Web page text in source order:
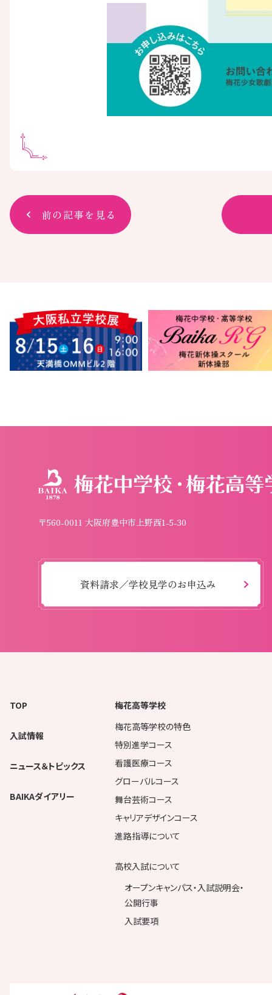
前の記事を見る
〒560-0011 大阪府豊中市上野西1-5-30
資料請求／学校見学のお申込み
TOP
入試情報
ニュース＆トピックス
BAIKAダイアリー
梅花高等学校
梅花高等学校の特色
特別進学コース
看護医療コース
グローバルコース
舞台芸術コース
キャリアデザインコース
進路指導について
高校入試について
オープンキャンパス・入試説明会・
公開行事
入試要項